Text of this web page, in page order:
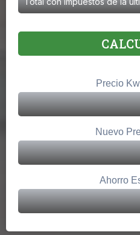
Precio
Nuevo
Ahorro